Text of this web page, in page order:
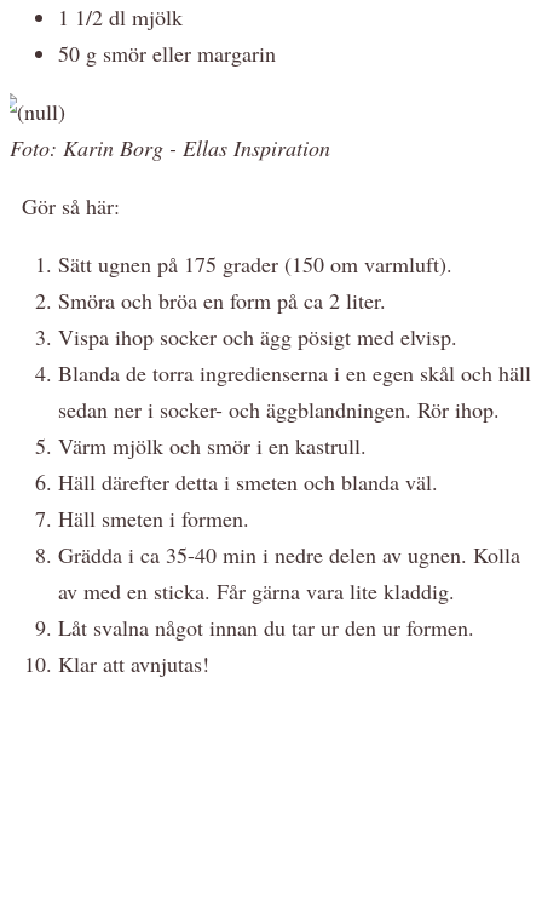
1 1/2 dl mjölk
50 g smör eller margarin
Foto: Karin Borg - Ellas Inspiration
Gör så här:
Sätt ugnen på 175 grader (150 om varmluft).
Smöra och bröa en form på ca 2 liter.
Vispa ihop socker och ägg pösigt med elvisp.
Blanda de torra ingredienserna i en egen skål och häll
sedan ner i socker- och äggblandningen. Rör ihop.
Värm mjölk och smör i en kastrull.
Häll därefter detta i smeten och blanda väl.
Häll smeten i formen.
Grädda i ca 35-40 min i nedre delen av ugnen. Kolla
av med en sticka. Får gärna vara lite kladdig.
Låt svalna något innan du tar ur den ur formen.
Klar att avnjutas!